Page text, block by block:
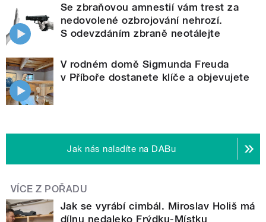
Se zbraňovou amnestií vám trest za
nedovolené ozbrojování nehrozí.
S odevzdáním zbraně neotálejte
V rodném domě Sigmunda Freuda
v Příboře dostanete klíče a objevujete
Jak nás naladíte na DABu
VÍCE Z POŘADU
Jak se vyrábí cimbál. Miroslav Holiš má
dílnu nedaleko Frýdku-Místku